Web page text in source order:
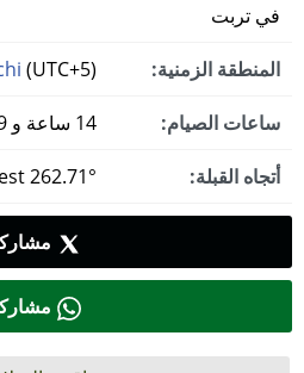
في تربت
المنطقة الزمنية: (UTC+5)
ساعات الصيام:
أتجاه القبلة: